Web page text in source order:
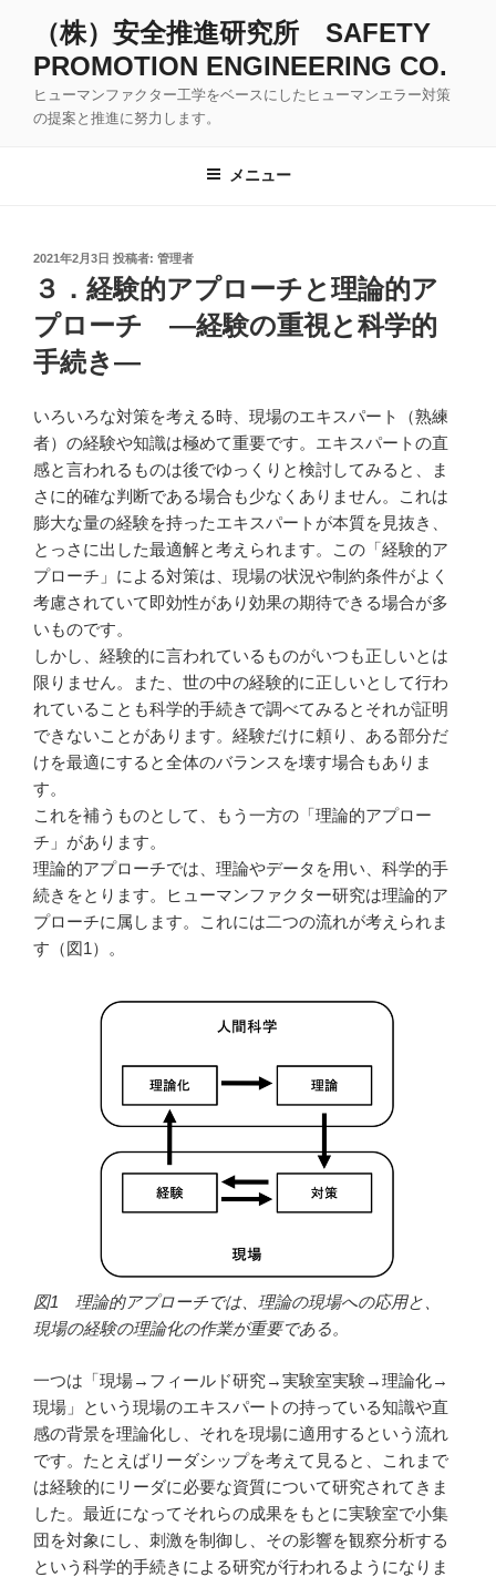
（株）安全推進研究所 SAFETY
PROMOTION ENGINEERING CO.
ヒューマンファクター工学をベースにしたヒューマンエラー対策
の提案と推進に努力します。
メニュー
投
稿
日:
2021年2月3日 投稿者: 管理者
３．経験的アプローチと理論的ア
プローチ ―経験の重視と科学的
手続き―
いろいろな対策を考える時、現場のエキスパート（熟練
者）の経験や知識は極めて重要です。エキスパートの直
感と言われるものは後でゆっくりと検討してみると、ま
さに的確な判断である場合も少なくありません。これは
膨大な量の経験を持ったエキスパートが本質を見抜き、
とっさに出した最適解と考えられます。この「経験的ア
プローチ」による対策は、現場の状況や制約条件がよく
考慮されていて即効性があり効果の期待できる場合が多
いものです。
しかし、経験的に言われているものがいつも正しいとは
限りません。また、世の中の経験的に正しいとして行わ
れていることも科学的手続きで調べてみるとそれが証明
できないことがあります。経験だけに頼り、ある部分だ
けを最適にすると全体のバランスを壊す場合もありま
す。
これを補うものとして、もう一方の「理論的アプロー
チ」があります。
理論的アプローチでは、理論やデータを用い、科学的手
続きをとります。ヒューマンファクター研究は理論的ア
プローチに属します。これには二つの流れが考えられま
す（図1）。
図1 理論的アプローチでは、理論の現場への応用と、
現場の経験の理論化の作業が重要である。
一つは「現場→フィールド研究→実験室実験→理論化→
現場」という現場のエキスパートの持っている知識や直
感の背景を理論化し、それを現場に適用するという流れ
です。たとえばリーダシップを考えて見ると、これまで
は経験的にリーダに必要な資質について研究されてきま
した。最近になってそれらの成果をもとに実験室で小集
団を対象にし、刺激を制御し、その影響を観察分析する
という科学的手続きによる研究が行われるようになりま